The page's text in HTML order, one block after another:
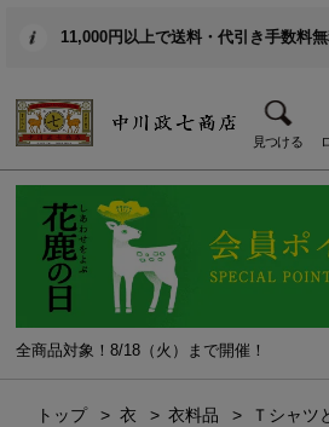
11,000円以上で送料・代引き手数料
見つける
全商品対象！8/18（火）まで開催！
トップ 衣 衣料品 Ｔシャツ